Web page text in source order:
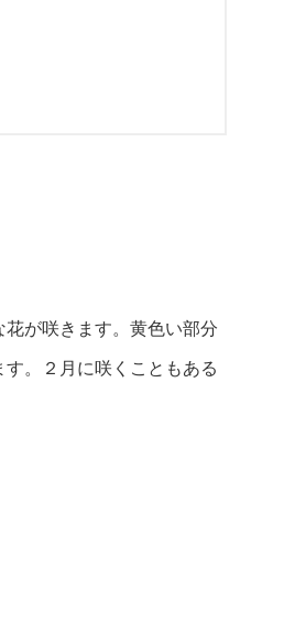
が咲きます。黄色い部分
。２月に咲くこともある